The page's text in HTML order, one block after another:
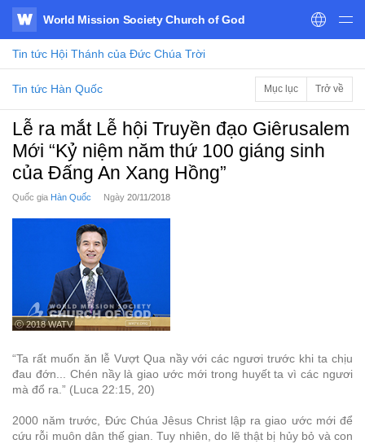
WATV
World Mission Society Church of God
Tin tức Hội Thánh của Đức Chúa Trời
Tin tức Hàn Quốc Mục lục Trở về
Lễ ra mắt Lễ hội Truyền đạo Giêrusalem
Mới “Kỷ niệm năm thứ 100 giáng sinh
của Đấng An Xang Hồng”
Quốc gia Hàn Quốc Ngày 20/11/2018
ⓒ 2018 WATV
“Ta rất muốn ăn lễ Vượt Qua nầy với các ngươi trước khi ta chịu
đau đớn... Chén nầy là giao ước mới trong huyết ta vì các ngươi
mà đổ ra.” (Luca 22:15, 20)
2000 năm trước, Đức Chúa Jêsus Christ lập ra giao ước mới để
cứu rỗi muôn dân thế gian. Tuy nhiên, do lẽ thật bị hủy bỏ và con